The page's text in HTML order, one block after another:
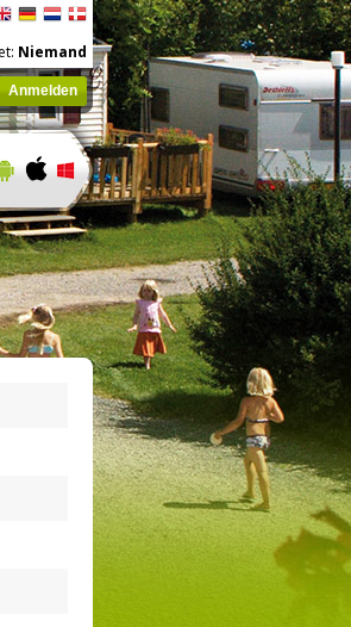
Niemand
Anmelden